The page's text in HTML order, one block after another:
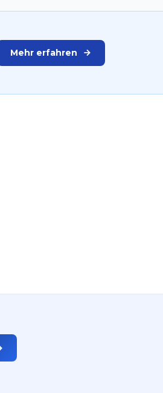
Mehr erfahren